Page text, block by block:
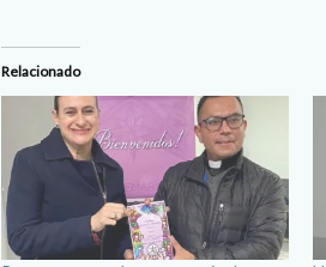
Relacionado